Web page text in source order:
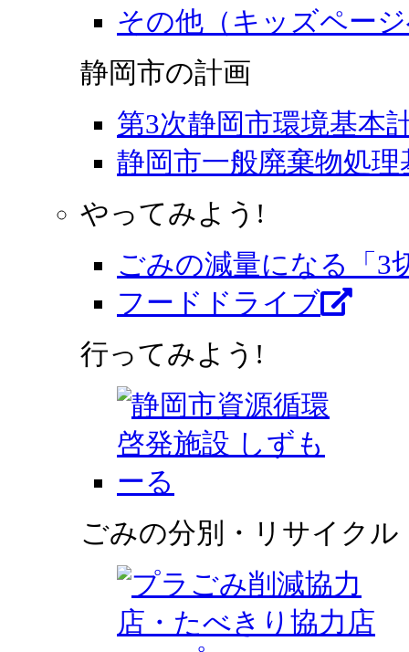
その他（キッズペー
静岡市の計画
第3次静岡市環境基本
静岡市一般廃棄物処理
やってみよう!
ごみの減量になる「3
フードドライブ
行ってみよう!
ごみの分別・リサイクル